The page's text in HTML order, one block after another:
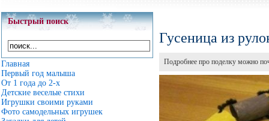
Быстрый поиск
Главная
Первый год малыша
От 1 года до 2-х
Детские веселые стихи
Игрушки своими руками
Фото самодельных игрушек
Гусеница из
Подробнее про поделку можно